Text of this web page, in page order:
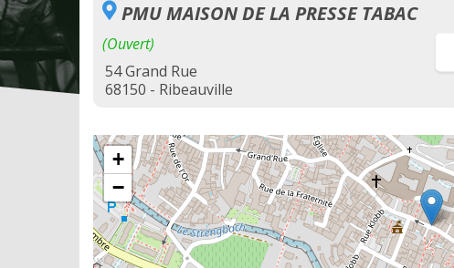
PMU MAISON DE LA PRESSE TABAC
(Ouvert)
54 Grand Rue
68150 - Ribeauville
+
−